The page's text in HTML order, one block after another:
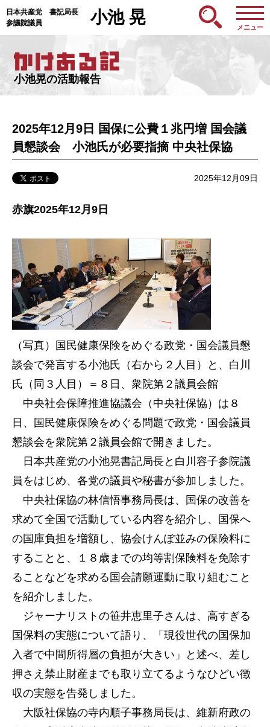
日本共産党 書記局長
参議院議員
小池 晃
メニュー
小池晃の活動報告
2025年12月9日 国保に公費１兆円増 国会議
員懇談会 小池氏が必要指摘 中央社保協
2025年12月09日
赤旗2025年12月9日
（写真）国民健康保険をめぐる政党・国会議員懇
談会で発言する小池氏（右から２人目）と、白川
氏（同３人目）＝８日、衆院第２議員会館
中央社会保障推進協議会（中央社保協）は８
日、国民健康保険をめぐる問題で政党・国会議員
懇談会を衆院第２議員会館で開きました。
日本共産党の小池晃書記局長と白川容子参院議
員をはじめ、各党の議員や秘書が参加しました。
中央社保協の林信悟事務局長は、国保の改善を
求めて全国で活動している内容を紹介し、国保へ
の国庫負担を増額し、協会けんぽ並みの保険料に
することと、１８歳までの均等割保険料を免除す
ることなどを求める国会請願運動に取り組むこと
を紹介しました。
ジャーナリストの笹井恵里子さんは、高すぎる
国保料の実態について語り、「現役世代の国保加
入者で中間所得層の負担が大きい」と述べ、差し
押さえ禁止財産までも取り立てるようなひどい徴
収の実態を告発しました。
大阪社保協の寺内順子事務局長は、維新府政の